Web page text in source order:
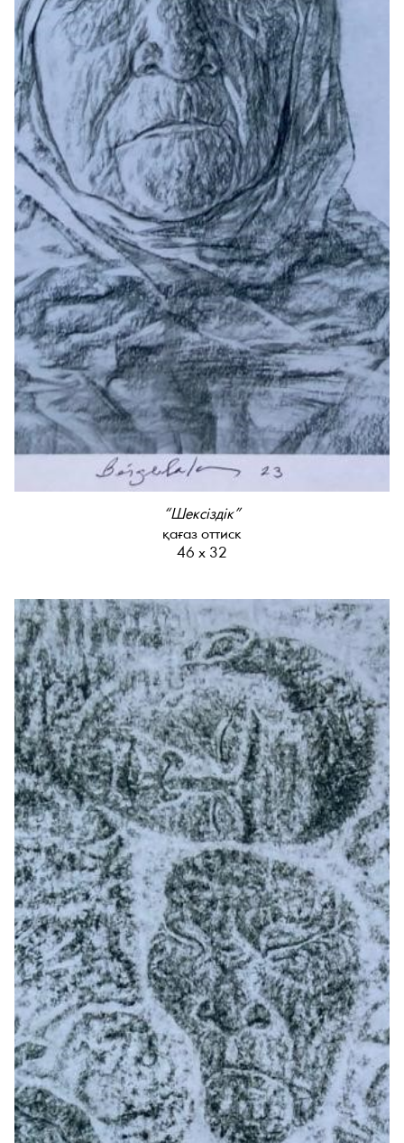
“Шексіздік”
қағаз оттиск
46 х 32